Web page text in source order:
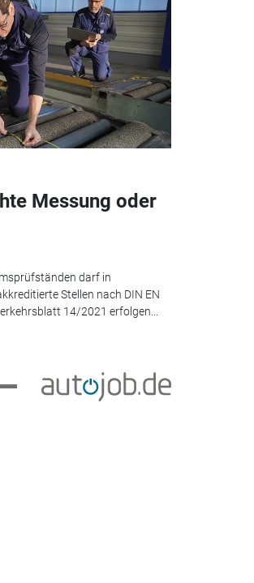
Messung oder
darf in
Stellen nach DIN EN
14/2021 erfolgen...